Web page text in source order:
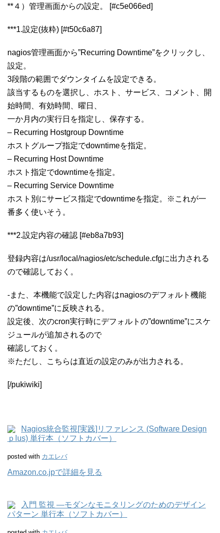
**４）管理画面からの設定。 [#c5e066ed]
***1.設定(抜粋) [#t50c6a87]
nagios管理画面から”Recurring Downtime”をクリックし、
設定。
3段階の範囲でダウンタイムを設定できる。
該当するものを選択し、ホスト、サービス、コメント、開
始時間、有効時間、曜日、
一か月内の実行日を指定し、保存する。
– Recurring Hostgroup Downtime
ホストグループ指定でdowntimeを指定。
– Recurring Host Downtime
ホスト指定でdowntimeを指定。
– Recurring Service Downtime
ホスト別にサービス指定でdowntimeを指定。※これが一
番多く使いそう。
***2.設定内容の確認 [#eb8a7b93]
登録内容は/usr/local/nagios/etc/schedule.cfgに出力される
ので確認しておく。
-また、本機能で設定した内容はnagiosのデフォルト機能
の”downtime”に反映される。
設定後、次のcron実行時にデフォルトの”downtime”にスケ
ジュールが追加されるので
確認しておく。
※ただし、こちらは直近の設定のみが出力される。
[/pukiwiki]
Nagios統合監視[実践]リファレンス (Software Design
ｐlus) 単行本（ソフトカバー）
posted with カエレバ
Amazon.co.jpで詳細を見る
入門 監視 ―モダンなモニタリングのためのデザイン
パターン 単行本（ソフトカバー）